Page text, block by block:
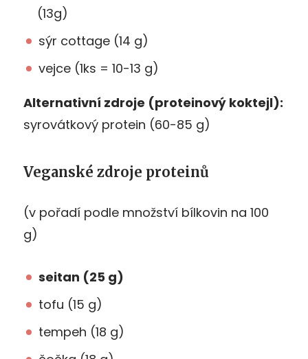
(13g)
sýr cottage (14 g)
vejce (1ks = 10-13 g)
Alternativní zdroje (proteinový koktejl):
syrovátkový protein (60-85 g)
Veganské zdroje proteinů
(v pořadí podle množství bílkovin na 100
g)
seitan (25 g)
tofu (15 g)
tempeh (18 g)